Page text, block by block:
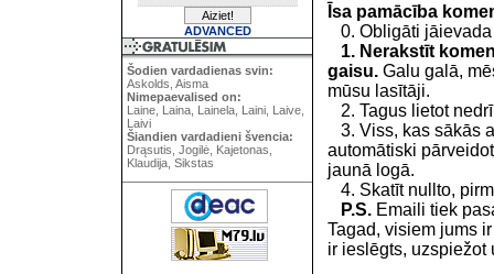
ADVANCED
Šodien vardadienas svin:
Askolds, Aisma
Nimepaevalised on:
Laine, Laina, Lainela, Laini, Laive,
Laivi
Šiandien vardadieni švencia:
Drąsutis, Jogilė, Kajetonas,
Klaudija, Sikstas
Īsa pamācība
0. Obligāti jāievada
1. Nerakstīt
gaisu. Galu galā,
mūsu lasītāji.
2. Tagus lietot
3. Viss, kas sākās
automātiski
jaunā logā.
4. Skatīt nullto,
P.S. Emaili tiek
Tagad, visiem jums
ir ieslēgts, uzspiežot